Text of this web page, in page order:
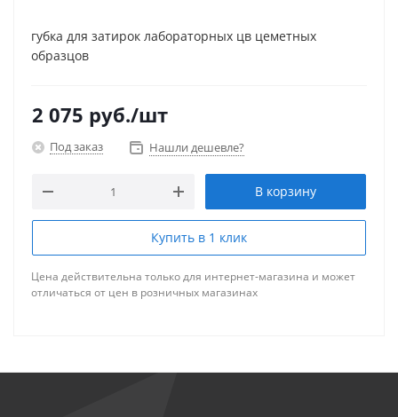
губка для затирок лабораторных цв цеметных
образцов
2 075 руб./шт
Под заказ Нашли дешевле?
В корзину
Купить в 1 клик
Цена действительна только для интернет-магазина и может
отличаться от цен в розничных магазинах